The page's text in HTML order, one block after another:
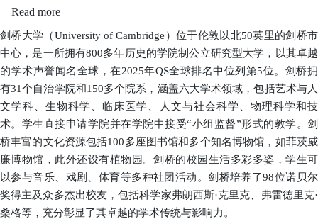
Read more
University
Cambridge
Judge
Business
School
剑桥大学（University of Cambridge）位于伦敦以北50英里的剑桥市
中心，是一所拥有800多年历史的学院制公立研究型大学，以其卓越
的学术声誉闻名全球，在2025年QS全球排名中位列第5位。剑桥拥
有31个自治学院和150多个院系，涵盖六大学术领域，包括艺术与人
文学科、生物科学、临床医学、人文与社会科学、物理科学和技
术。学生直接申请学院并在学院中接受“小组监督”形式的教学。剑
桥丰富的文化资源包括100多座图书馆和多个知名博物馆，如菲茨威
廉博物馆，此外还设有植物园。剑桥的校园生活多彩多姿，学生可
以参与音乐、戏剧、体育等多种社团活动。剑桥培养了98位诺贝尔
奖得主及众多杰出校友，包括科学家弗朗西斯·克里克、弗雷德里克·
桑格等，充分彰显了其卓越的学术传统与影响力。